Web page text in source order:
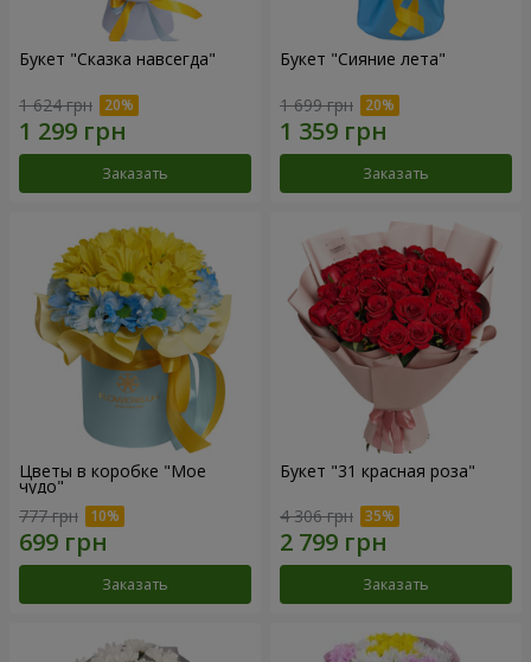
Букет "Сказка навсегда"
1 624 грн
Заказать
Букет "Сияние лета"
1 699 грн
Заказать
Цветы в коробке "Мое
чудо"
777 грн
Заказать
Букет "31 красная роза"
4 306 грн
Заказать